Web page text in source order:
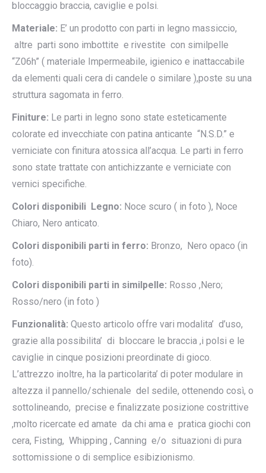
bloccaggio braccia, caviglie e polsi.
Materiale: E’ un prodotto con parti in legno massiccio,
altre parti sono imbottite e rivestite con similpelle
“Z06h” ( materiale Impermeabile, igienico e inattaccabile
da elementi quali cera di candele o similare ),poste su una
struttura sagomata in ferro.
Finiture: Le parti in legno sono state esteticamente
colorate ed invecchiate con patina anticante “N.S.D.” e
verniciate con finitura atossica all’acqua. Le parti in ferro
sono state trattate con antichizzante e verniciate con
vernici specifiche.
Colori disponibili Legno: Noce scuro ( in foto ), Noce
Chiaro, Nero anticato.
Colori disponibili parti in ferro: Bronzo, Nero opaco (in
foto).
Colori disponibili parti in similpelle: Rosso ,Nero;
Rosso/nero (in foto )
Funzionalità: Questo articolo offre vari modalita’ d’uso,
grazie alla possibilita’ di bloccare le braccia ,i polsi e le
caviglie in cinque posizioni preordinate di gioco.
L’attrezzo inoltre, ha la particolarita’ di poter modulare in
altezza il pannello/schienale del sedile, ottenendo così, o
sottolineando, precise e finalizzate posizione costrittive
,molto ricercate ed amate da chi ama e pratica giochi con
cera, Fisting, Whipping , Canning e/o situazioni di pura
sottomissione o di semplice esibizionismo.